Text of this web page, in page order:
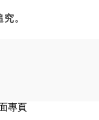
。
專頁